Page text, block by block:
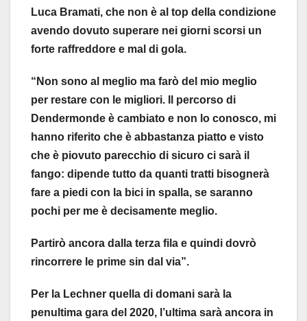
Luca Bramati, che non è al top della condizione
avendo dovuto superare nei giorni scorsi un
forte raffreddore e mal di gola.
“Non sono al meglio ma farò del mio meglio
per restare con le migliori. Il percorso di
Dendermonde è cambiato e non lo conosco, mi
hanno riferito che è abbastanza piatto e visto
che è piovuto parecchio di sicuro ci sarà il
fango: dipende tutto da quanti tratti bisognerà
fare a piedi con la bici in spalla, se saranno
pochi per me è decisamente meglio.
Partirò ancora dalla terza fila e quindi dovrò
rincorrere le prime sin dal via”.
Per la Lechner quella di domani sarà la
penultima gara del 2020, l’ultima sarà ancora in